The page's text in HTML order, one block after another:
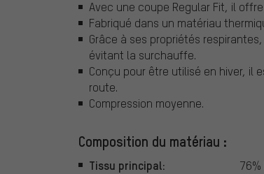
Avec une coupe Regular Fit, il
Fabriqué dans un matériau
Grâce à ses propriétés
évitant la surchauffe.
Conçu pour être utilisé en hiver, il
route.
Compression moyenne.
Composition du matériau :
Tissu principal: